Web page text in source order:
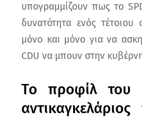
υπογραμμίζουν πως το
δυνατότητα ενός τέτοιου
μόνο και μόνο για να
CDU να μπουν στην
Το προφίλ του